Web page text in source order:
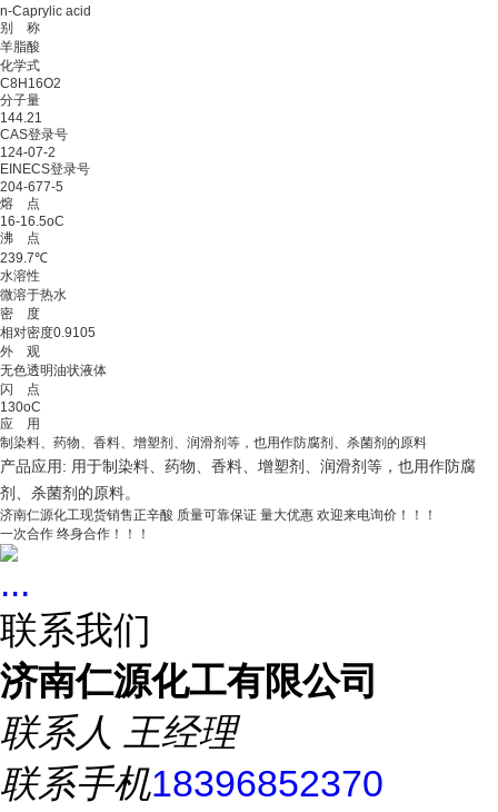
n-Caprylic acid
别 称
羊脂酸
化学式
C8H16O2
分子量
144.21
CAS登录号
124-07-2
EINECS登录号
204-677-5
熔 点
16-16.5oC
沸 点
239.7℃
水溶性
微溶于热水
密 度
相对密度0.9105
外 观
无色透明油状液体
闪 点
130oC
应 用
制染料、药物、香料、增塑剂、润滑剂等，也用作防腐剂、杀菌剂的原料
产品应用: 用于制染料、药物、香料、增塑剂、润滑剂等，也用作防腐
剂、杀菌剂的原料。
济南仁源化工现货销售正辛酸 质量可靠保证 量大优惠 欢迎来电询价！！！
一次合作 终身合作！！！
...
联系我们
济南仁源化工有限公司
联系人 王经理
联系手机18396852370